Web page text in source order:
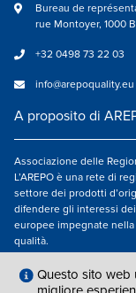
Bureau de
rue Montoyer, 1000
+32 0498 73 22 03
info@arepoquality.eu
A proposito di
Associazione delle
L’AREPO è una rete di
settore dei prodotti
difendere gli interessi
europee impegnate
qualità.
Seguici su
Questo sito web